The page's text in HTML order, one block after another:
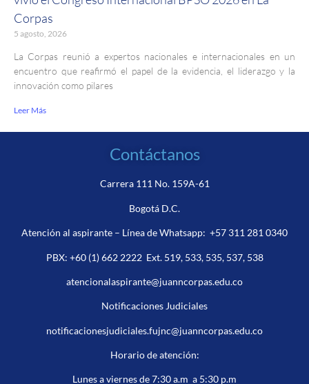
Corpas
5 agosto, 2026
La Corpas reunió a expertos nacionales e internacionales en un
encuentro que reafirmó el papel de la evidencia, el liderazgo y la
innovación como pilares
Leer Más
Contáctanos
Carrera 111 No. 159A-61
Bogotá D.C.
Atención al aspirante – Línea de Whatsapp: +57 311 281 0340
PBX: +60 (1) 662 2222Ext. 519, 533, 535, 537, 538
atencionalaspirante@juanncorpas.edu.co
Notificaciones Judiciales
notificacionesjudiciales.fujnc@juanncorpas.edu.co
Horario de atención:
Lunes a viernes de 7:30 a.m a 5:30 p.m